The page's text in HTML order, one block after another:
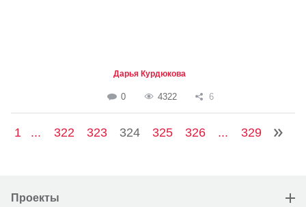
Дарья Курдюкова
0 4322 6
1 ... 322 323 324 325 326 ... 329
Проекты